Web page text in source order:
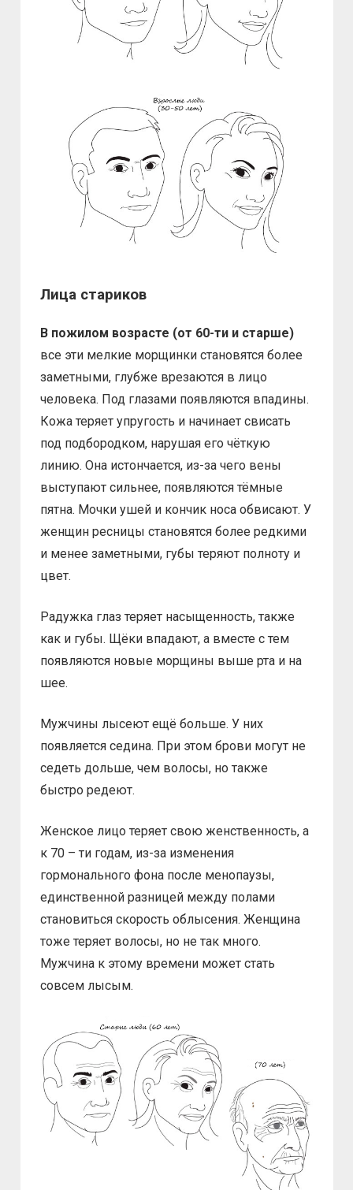
Лица стариков
В пожилом возрасте (от 60-ти и старше)
все эти мелкие морщинки становятся более
заметными, глубже врезаются в лицо
человека. Под глазами появляются впадины.
Кожа теряет упругость и начинает свисать
под подбородком, нарушая его чёткую
линию. Она истончается, из-за чего вены
выступают сильнее, появляются тёмные
пятна. Мочки ушей и кончик носа обвисают. У
женщин ресницы становятся более редкими
и менее заметными, губы теряют полноту и
цвет.
Радужка глаз теряет насыщенность, также
как и губы. Щёки впадают, а вместе с тем
появляются новые морщины выше рта и на
шее.
Мужчины лысеют ещё больше. У них
появляется седина. При этом брови могут не
седеть дольше, чем волосы, но также
быстро редеют.
Женское лицо теряет свою женственность, а
к 70 – ти годам, из-за изменения
гормонального фона после менопаузы,
единственной разницей между полами
становиться скорость облысения. Женщина
тоже теряет волосы, но не так много.
Мужчина к этому времени может стать
совсем лысым.